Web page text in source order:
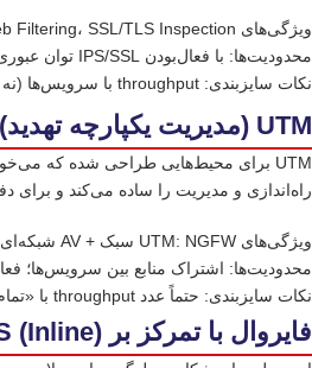
ویژگی‌های NGFW: App Control/ID، User-ID/SSO، IPS/IDS، Web Filtering، SSL/TLS Inspection، لاگ و گزارش‌گیری پیشرفته
محدودیت‌ها: با فعال‌بودن IPS/SSL توان عبوری کاهش می‌یابد؛ نیازمند لایسنس و نگهداری منظم امضاها
نکات سایزبندی: throughput با سرویس‌ها (نه عدد اسمی) و ظرفیت جلسات در ثانیه را مبنا بگیر؛ برای رشد ۲–۳ ساله ۱.۵–۲ برابر ظرفیت پیک انتخاب کن.
UTM (مدیریت یکپارچه تهدید)
راه‌اندازی و مدیریت را ساده می‌کند و
ویژگی‌های UTM: NGFW سبک + AV شبکه‌ای، Anti-Spam، Web/Email Security، VPN، اغلب با مدیریت ابری ساده
محدودیت‌ها: اشتراک منابع بین سرویس‌ها؛
نکات سایزبندی: حتماً عدد throughput با «تمام سرویس‌ها + SSL Inspection» را از فروشنده بگیر و همان را ملاک قرار بده
فایروال با تمرکز بر IPS/IDS (Inline)